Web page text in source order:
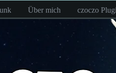
Über mich czoczo